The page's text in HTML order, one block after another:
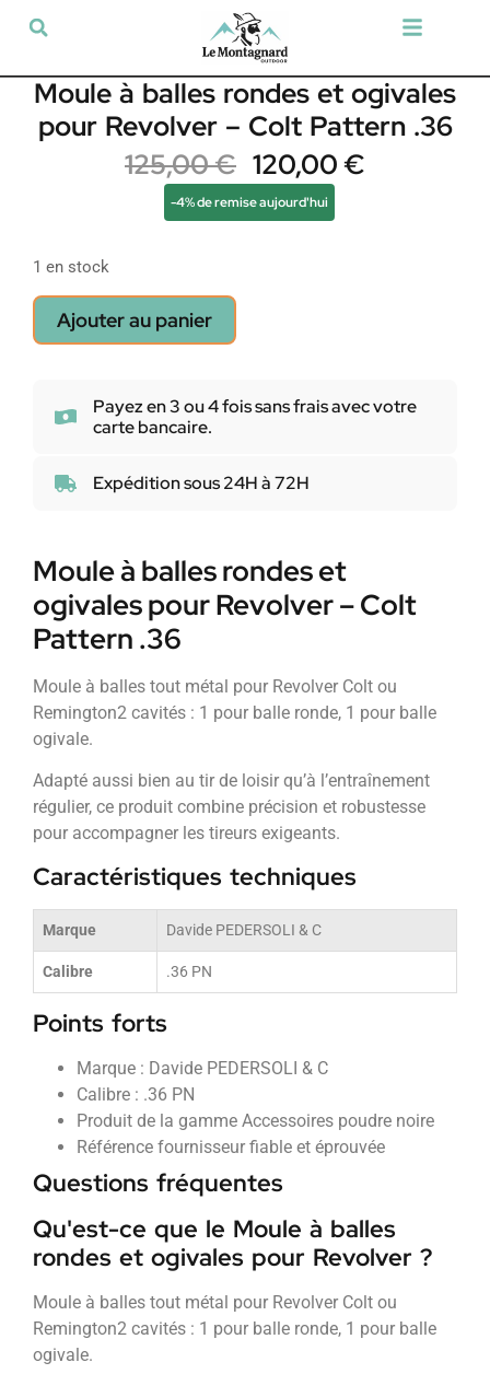
Moule à balles rondes et ogivales
pour Revolver – Colt Pattern .36
125,00€ 120,00€
-4% de remise aujourd'hui
1 en stock
Ajouter au panier
Payez en 3 ou 4 fois sans frais avec votre
carte bancaire.
Expédition sous 24H à 72H
Moule à balles rondes et
ogivales pour Revolver – Colt
Pattern .36
Moule à balles tout métal pour Revolver Colt ou
Remington2 cavités : 1 pour balle ronde, 1 pour balle
ogivale.
Adapté aussi bien au tir de loisir qu’à l’entraînement
régulier, ce produit combine précision et robustesse
pour accompagner les tireurs exigeants.
Caractéristiques techniques
Marque Davide PEDERSOLI & C
Calibre .36 PN
Points forts
Marque : Davide PEDERSOLI & C
Calibre : .36 PN
Produit de la gamme Accessoires poudre noire
Référence fournisseur fiable et éprouvée
Questions fréquentes
Qu'est-ce que le Moule à balles
rondes et ogivales pour Revolver ?
Moule à balles tout métal pour Revolver Colt ou
Remington2 cavités : 1 pour balle ronde, 1 pour balle
ogivale.